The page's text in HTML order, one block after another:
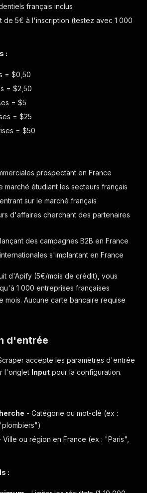
français inclus
de 5€ à l'inscription (testez avec 1 000
:
= $0,50
= $2,50
= $5
= $25
= $50
prospectant en France
marché étudiant les secteurs français
sur le marché français
d'affaires cherchant des partenaires
des campagnes B2B en France
s'implantant en France
d'Apify (5€/mois de crédit), vous
1 000 entreprises françaises
mois. Aucune carte bancaire requise
d'entrée
accepte les paramètres d'entrée
l'onglet Input pour la configuration.
- Catégorie ou mot-clé (ex :
Ville ou région en France (ex : "Paris",
: